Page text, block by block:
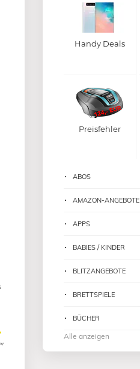
Handy Deals
Preisfehler
ABOS
AMAZON-ANGEBOTE
APPS
BABIES / KINDER
BLITZANGEBOTE
BRETTSPIELE
BÜCHER
Alle anzeigen